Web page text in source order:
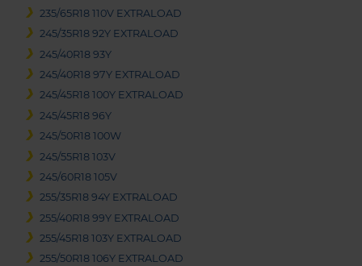
235/65R18 110V EXTRALOAD
245/35R18 92Y EXTRALOAD
245/40R18 93Y
245/40R18 97Y EXTRALOAD
245/45R18 100Y EXTRALOAD
245/45R18 96Y
245/50R18 100W
245/55R18 103V
245/60R18 105V
255/35R18 94Y EXTRALOAD
255/40R18 99Y EXTRALOAD
255/45R18 103Y EXTRALOAD
255/50R18 106Y EXTRALOAD